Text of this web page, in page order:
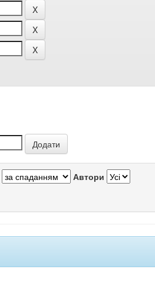
Автори